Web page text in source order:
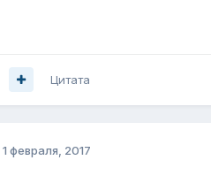
Цитата
1 февраля, 2017